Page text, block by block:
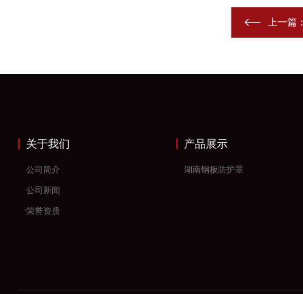
上一篇：
关于我们
公司简介
公司新闻
荣誉资质
产品展示
湖南钢板防护罩